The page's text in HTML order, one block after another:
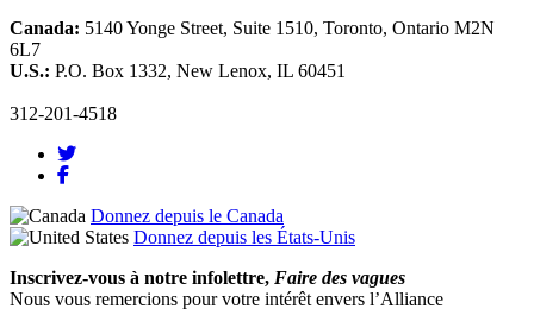
Canada: 5140 Yonge Street, Suite 1510, Toronto, Ontario M2N
6L7
U.S.: P.O. Box 1332, New Lenox, IL 60451
312-201-4518
Donnez depuis le Canada
Donnez depuis les États-Unis
Inscrivez-vous à notre infolettre, Faire des vagues
Nous vous remercions pour votre intérêt envers l’Alliance